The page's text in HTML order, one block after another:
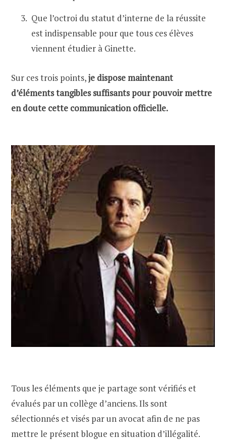
Que l’octroi du statut d’interne de la réussite
est indispensable pour que tous ces élèves
viennent étudier à Ginette.
Sur ces trois points,je dispose maintenant
d’éléments tangibles suffisants pour pouvoir mettre
en doute cette communication officielle.
Tous les éléments que je partage sont vérifiés et
évalués par un collège d’anciens. Ils sont
sélectionnés et visés par un avocat afin de ne pas
mettre le présent blogue en situation d’illégalité.